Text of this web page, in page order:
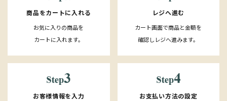
商品をカートに入れる
お気に入りの商品を
カートに入れます。
レジへ進む
カート画面で商品と金額を
確認しレジへ進みます。
お客様情報を入力 お支払い方法の設定